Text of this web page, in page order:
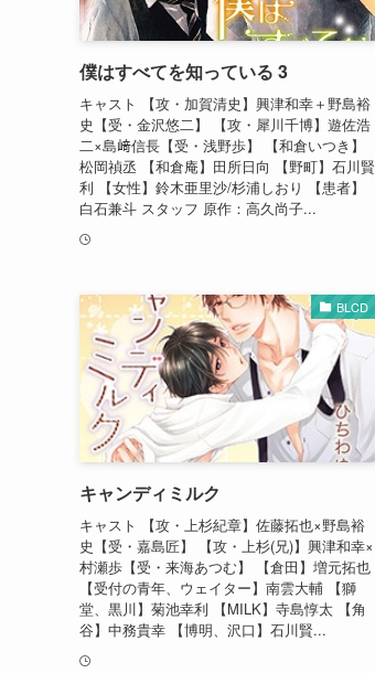
僕はすべてを知っている 3
キャスト 【攻・加賀清史】興津和幸＋野島裕
史【受・金沢悠二】 【攻・犀川千博】遊佐浩
二×島﨑信長【受・浅野歩】 【和倉いつき】
松岡禎丞 【和倉庵】田所日向 【野町】石川賢
利 【女性】鈴木亜里沙/杉浦しおり 【患者】
白石兼斗 スタッフ 原作：高久尚子...
BLCD
キャンディミルク
キャスト 【攻・上杉紀章】佐藤拓也×野島裕
史【受・嘉島匠】 【攻・上杉(兄)】興津和幸×
村瀬歩【受・来海あつむ】 【倉田】増元拓也
【受付の青年、ウェイター】南雲大輔 【獅
堂、黒川】菊池幸利 【MILK】寺島惇太 【角
谷】中務貴幸 【博明、沢口】石川賢...